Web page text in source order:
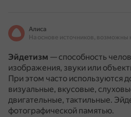
Алиса
Эйдетизм — способность
изображения, звуки или
При этом часто используются
визуальные, вкусовые,
двигательные, тактильные.
фотографической памятью.